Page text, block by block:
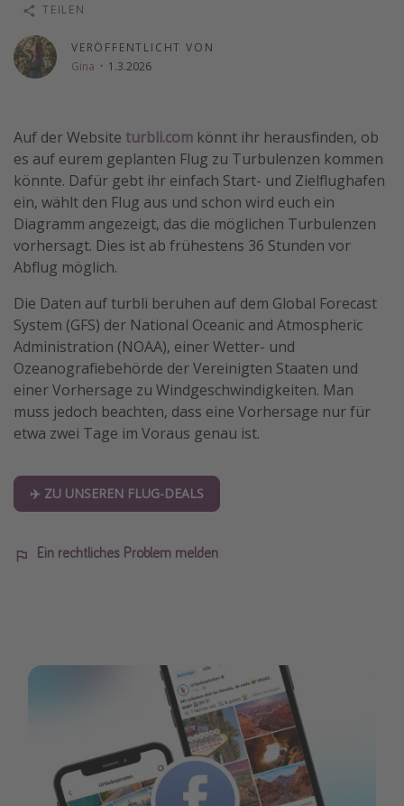
Wochenendtrip
Singlereisen
Strandurlaub
Hotels in Hamburg
Hotels in Amsterdam
Hotels am Achensee
Weitere Themen
Reise Journal
Familienurlaub in der Türkei
Rundreisen in Thailand
Bahnreisen in der Schweiz
Reisepassfreie Reiseziele
Travel Know How
Last Minute Urlaub Mallorca
Last Minute Urlaub Deutschland
VERÖFFENTLICHT VON
Gina · 1.3.2026
TEILEN
Auf der Website turbli.com könnt ihr herausfinden, ob
es auf eurem geplanten Flug zu Turbulenzen kommen
könnte. Dafür gebt ihr einfach Start- und Zielflughafen
ein, wählt den Flug aus und schon wird euch ein
Diagramm angezeigt, das die möglichen Turbulenzen
vorhersagt. Dies ist ab frühestens 36 Stunden vor
Abflug möglich.
Die Daten auf turbli beruhen auf dem Global Forecast
System (GFS) der National Oceanic and Atmospheric
Administration (NOAA), einer Wetter- und
Ozeanografiebehörde der Vereinigten Staaten und
einer Vorhersage zu Windgeschwindigkeiten. Man
muss jedoch beachten, dass eine Vorhersage nur für
etwa zwei Tage im Voraus genau ist.
✈️ ZU UNSEREN FLUG-DEALS
Ein rechtliches Problem melden